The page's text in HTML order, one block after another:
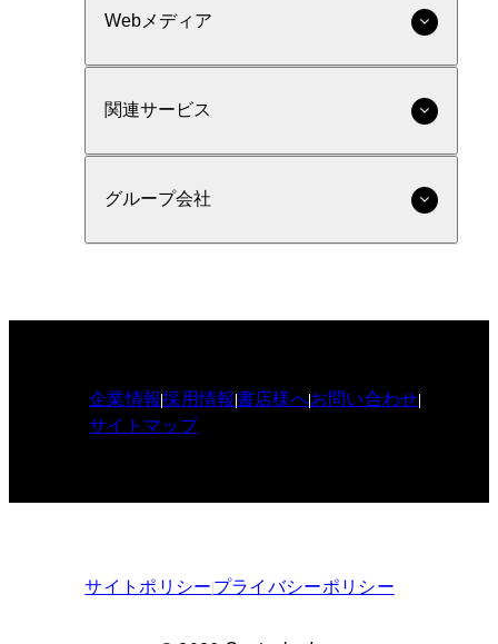
Webメディア
関連サービス
グループ会社
企業情報採用情報書店様へお問い合わせ
サイトマップ
サイトポリシープライバシーポリシー